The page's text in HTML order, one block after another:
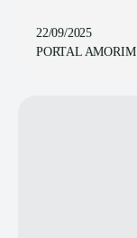
22/09/2025
PORTAL AMORIM